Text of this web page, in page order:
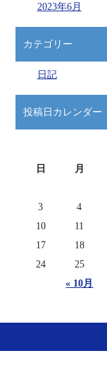
2023年6月
カテゴリー
日記
投稿日カレンダー
日 月
« 10月
3
4
10
11
17
18
24
25